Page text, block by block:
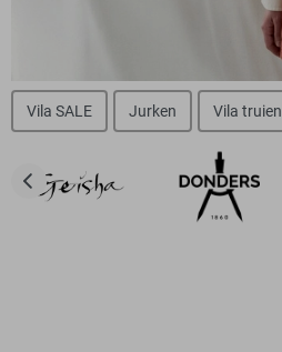
Vila SALE Jurken Vila truien